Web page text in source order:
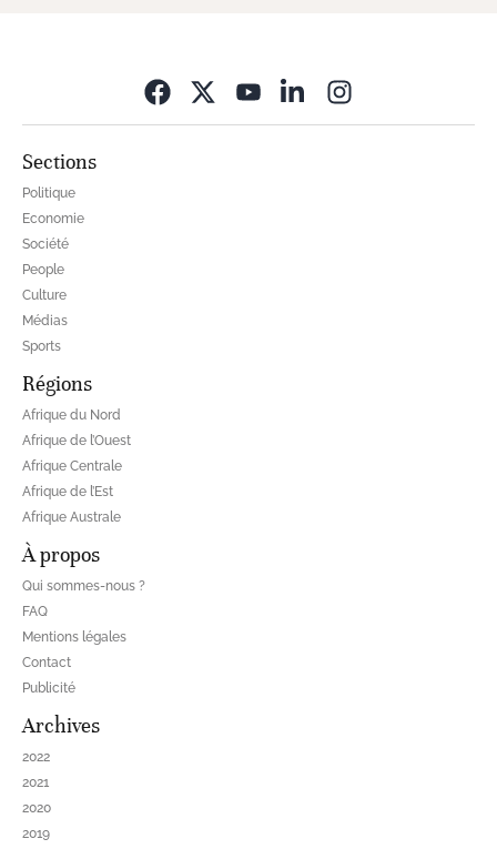
Sections
Politique
Economie
Société
People
Culture
Médias
Sports
Régions
Afrique du Nord
Afrique de l’Ouest
Afrique Centrale
Afrique de l’Est
Afrique Australe
À propos
Qui sommes-nous ?
FAQ
Mentions légales
Contact
Publicité
Archives
2022
2021
2020
2019